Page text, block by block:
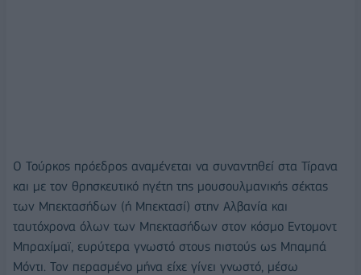
Ο Τούρκος πρόεδρος αναμένεται να συναντηθεί στα Τίρανα
και με τον θρησκευτικό ηγέτη της μουσουλμανικής σέκτας
των Μπεκτασήδων (ή Μπεκτασί) στην Αλβανία και
ταυτόχρονα όλων των Μπεκτασήδων στον κόσμο Εντομοντ
Μπραχίμαϊ, ευρύτερα γνωστό στους πιστούς ως Μπαμπά
Μόντι. Τον περασμένο μήνα είχε γίνει γνωστό, μέσω